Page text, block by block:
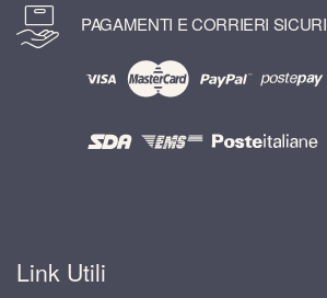
PAGAMENTI E CORRIERI SICURI
Link Utili